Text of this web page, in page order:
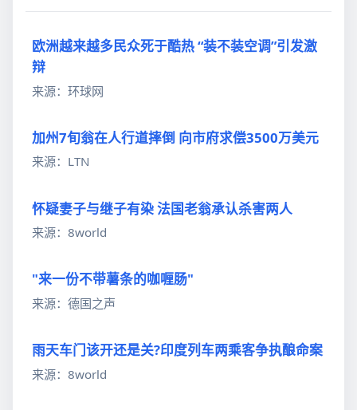
欧洲越来越多民众死于酷热 “装不装空调”引发激
辩
来源：环球网
加州7旬翁在人行道摔倒 向市府求偿3500万美元
来源：LTN
怀疑妻子与继子有染 法国老翁承认杀害两人
来源：8world
"来一份不带薯条的咖喱肠"
来源：德国之声
雨天车门该开还是关?印度列车两乘客争执酿命案
来源：8world